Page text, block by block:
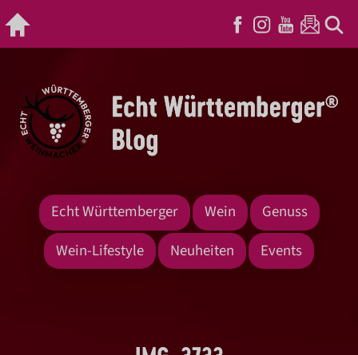
Echt Württemberger Wein
Genuss
Wein-Lifestyle
Neuheiten Events